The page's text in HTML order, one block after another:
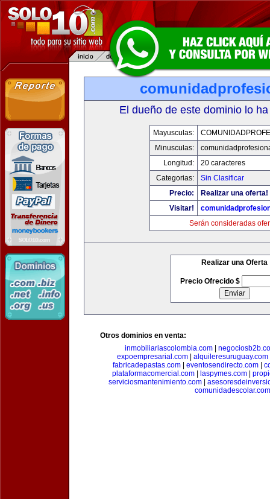
El dueño de este dominio lo
Mayusculas:
Minusculas:
Longitud:
20 caracteres
Categorias:
Sin Clasificar
Precio:
Realizar una oferta!
Visitar!
Serán consideradas
Realizar una Oferta
Precio Ofrecido $
Otros dominios en venta:
inmobiliariascolombia.com|
expoempresarial.com| alquileresuruguay.com
fabricadepastas.com| eventosendirecto.com|
plataformacomercial.com| laspymes.com|
serviciosmantenimiento.com|
comunidadescolar.com